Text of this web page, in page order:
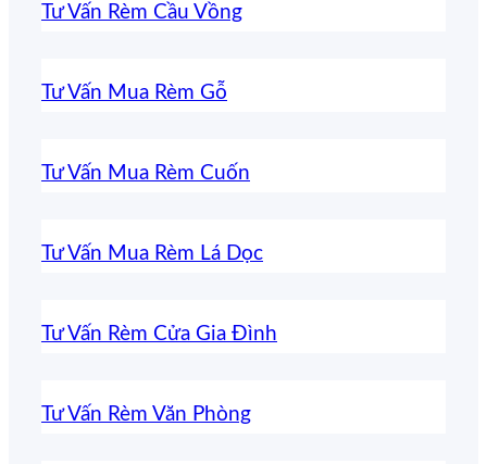
Tư Vấn Rèm Cầu Vồng
Tư Vấn Mua Rèm Gỗ
Tư Vấn Mua Rèm Cuốn
Tư Vấn Mua Rèm Lá Dọc
Tư Vấn Rèm Cửa Gia Đình
Tư Vấn Rèm Văn Phòng